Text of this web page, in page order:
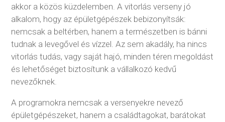
akkor a közös küzdelemben. A vitorlás verseny jó
alkalom, hogy az épületgépészek bebizonyítsák:
nemcsak a beltérben, hanem a természetben is bánni
tudnak a levegővel és vízzel. Az sem akadály, ha nincs
vitorlás tudás, vagy saját hajó, minden téren megoldást
és lehetőséget biztosítunk a vállalkozó kedvű
nevezőknek.
A programokra nemcsak a versenyekre nevező
épületgépészeket, hanem a családtagokat, barátokat